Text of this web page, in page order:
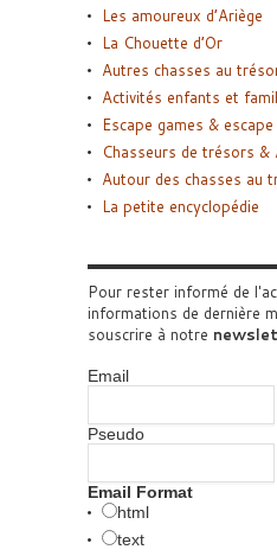
Les amoureux d’Ariège
La Chouette d’Or
Autres chasses au
Activités enfants et
Escape games &
Chasseurs de trésors &
Autour des chasses au
La petite encyclopédie
Pour rester informé de
informations de dernière
souscrire à notre
Email
Pseudo
Email Format
html
text